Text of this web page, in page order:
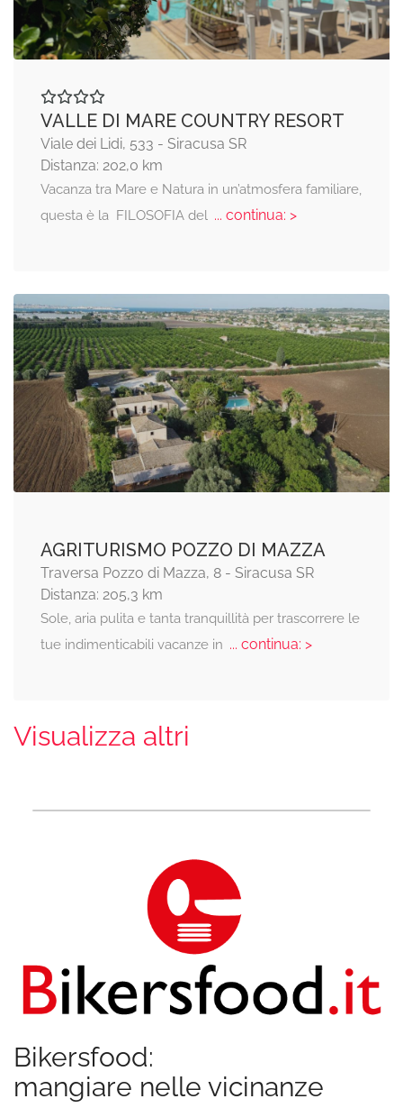
VALLE DI MARE COUNTRY RESORT
Viale dei Lidi, 533 - Siracusa SR
Distanza: 202,0 km
Vacanza tra Mare e Natura in un’atmosfera familiare,
questa è la FILOSOFIA del... continua: >
AGRITURISMO POZZO DI MAZZA
Traversa Pozzo di Mazza, 8 - Siracusa SR
Distanza: 205,3 km
Sole, aria pulita e tanta tranquillità per trascorrere le
tue indimenticabili vacanze in ... continua: >
Visualizza altri
Bikersfood:
mangiare nelle vicinanze